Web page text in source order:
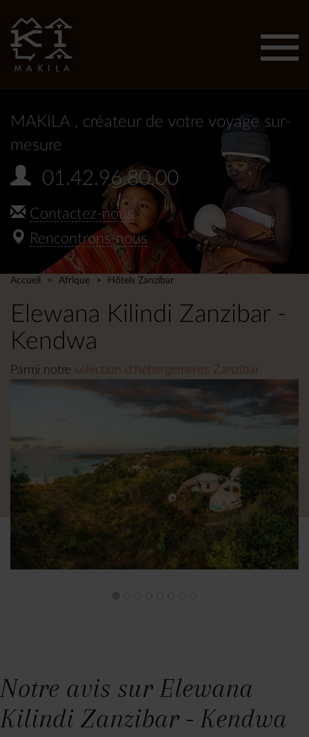
MAKILA , créateur de votre voyage sur-
mesure
01.42.96.80.00
Contactez-nous
Rencontrons-nous
Accueil Afrique Hôtels Zanzibar
Elewana Kilindi Zanzibar -
Kendwa
Parmi notre sélection d'hébergements Zanzibar
Notre avis sur Elewana
Kilindi Zanzibar - Kendwa